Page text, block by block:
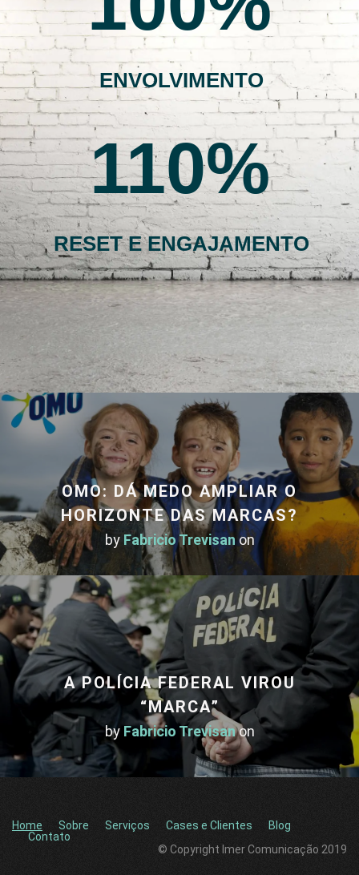
ENVOLVIMENTO
110
RESET E ENGAJAMENTO
OMO: DÁ MEDO AMPLIAR O
HORIZONTE DAS MARCAS?
by Fabricio Trevisanon
A POLÍCIA FEDERAL VIROU
“MARCA”
by Fabricio Trevisanon
Home Sobre Serviços Cases e Clientes
Blog
Contato
© Copyright Imer Comunicação 2019